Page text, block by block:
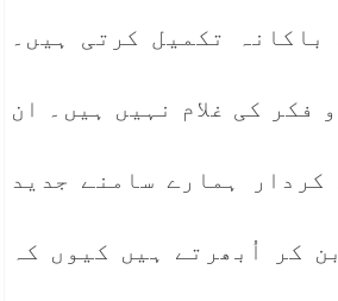
باکانہ تکمیل کرتی ہیں۔
فکر کی غلام نہیں ہیں۔ ان
کردار ہمارے سامنے جدید
کر اُبھرتے ہیں کیوں کہ